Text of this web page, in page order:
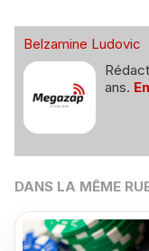
Belzamine Ludovic
ans.
DANS LA MÊME